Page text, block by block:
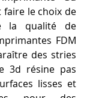
faire le choix de
la qualité de
FDM
des stries
3d résine pas
lisses et